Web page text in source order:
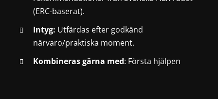
(ERC-baserat).
Intyg: Utfärdas efter godkänd
närvaro/praktiska moment.
Kombineras gärna med: Första hjälpen